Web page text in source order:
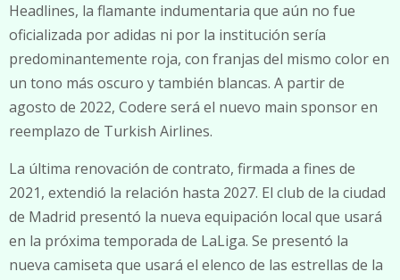
Headlines, la flamante indumentaria que aún no fue
oficializada por adidas ni por la institución sería
predominantemente roja, con franjas del mismo color en
un tono más oscuro y también blancas. A partir de
agosto de 2022, Codere será el nuevo main sponsor en
reemplazo de Turkish Airlines.
La última renovación de contrato, firmada a fines de
2021, extendió la relación hasta 2027. El club de la ciudad
de Madrid presentó la nueva equipación local que usará
en la próxima temporada de LaLiga. Se presentó la
nueva camiseta que usará el elenco de las estrellas de la